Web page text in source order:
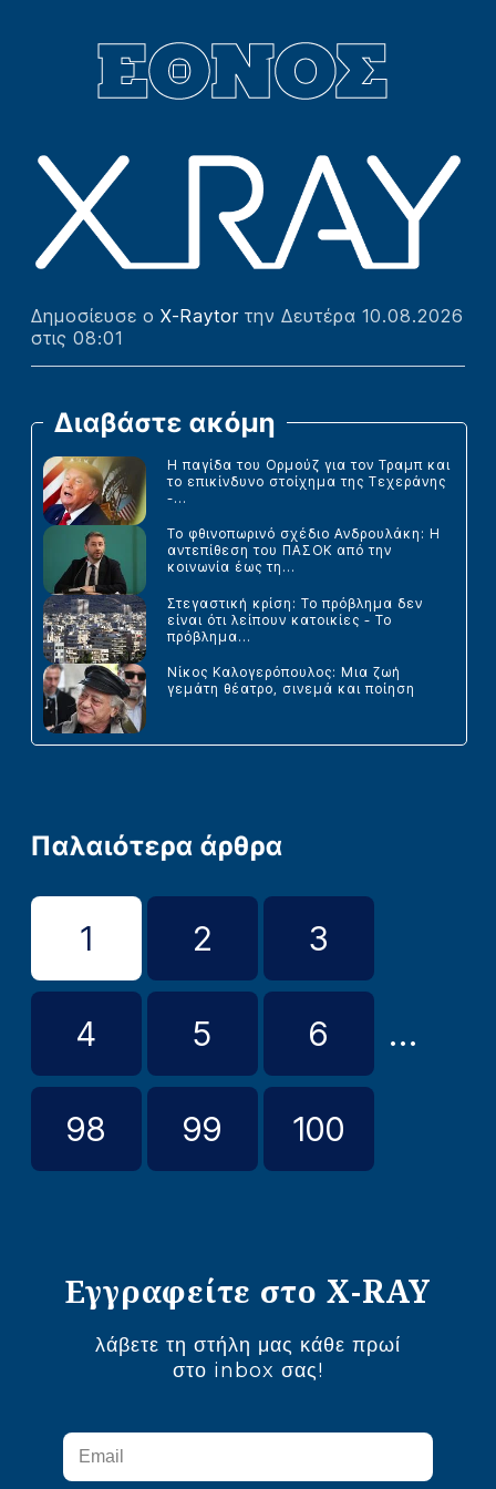
Δημοσίευσε ο X-Raytor την Δευτέρα 10.08.2026
στις 08:01
Διαβάστε ακόμη
Η παγίδα του Ορμούζ για τον Τραμπ και
το επικίνδυνο στοίχημα της Τεχεράνης
-...
Το φθινοπωρινό σχέδιο Ανδρουλάκη: Η
αντεπίθεση του ΠΑΣΟΚ από την
κοινωνία έως τη...
Στεγαστική κρίση: Το πρόβλημα δεν
είναι ότι λείπουν κατοικίες - Το
πρόβλημα...
Νίκος Καλογερόπουλος: Μια ζωή
γεμάτη θέατρο, σινεμά και ποίηση
Παλαιότερα άρθρα
1 2 3
4 5 6 ...
98 99 100
Εγγραφείτε στο X-RAY
λάβετε τη στήλη μας κάθε πρωί
στο inbox σας!